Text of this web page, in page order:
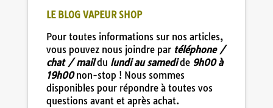
LE BLOG VAPEUR SHOP
Pour toutes informations sur nos articles,
vous pouvez nous joindre par téléphone /
chat / maildu lundi au samedide 9h00 à
19h00non-stop ! Nous sommes
disponibles pour répondre à toutes vos
questions avant et après achat.